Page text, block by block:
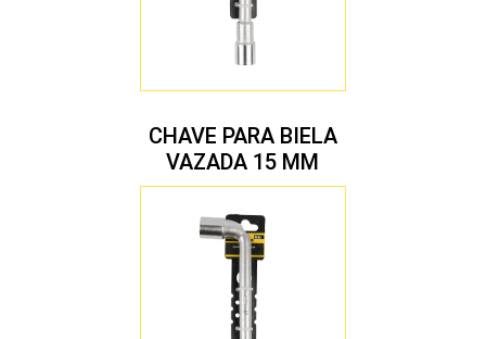
CHAVE PARA BIELA
VAZADA 15 MM